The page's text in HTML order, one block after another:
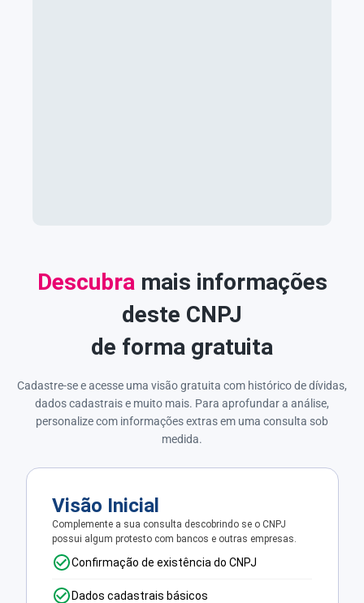
Descubramais informações
deste CNPJ
de forma gratuita
Cadastre-se e acesse uma visão gratuita com histórico de dívidas,
dados cadastrais e muito mais. Para aprofundar a análise,
personalize com informações extras em uma consulta sob
medida.
Visão Inicial
Complemente a sua consulta descobrindo se o CNPJ
possui algum protesto com bancos e outras empresas.
Confirmação de existência do CNPJ
Dados cadastrais básicos